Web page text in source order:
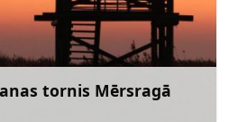
tornis Mērsragā
Uzzināt vairāk